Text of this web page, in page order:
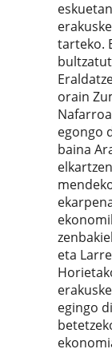
tarteko.
orain
egongo
baina
eta
egingo